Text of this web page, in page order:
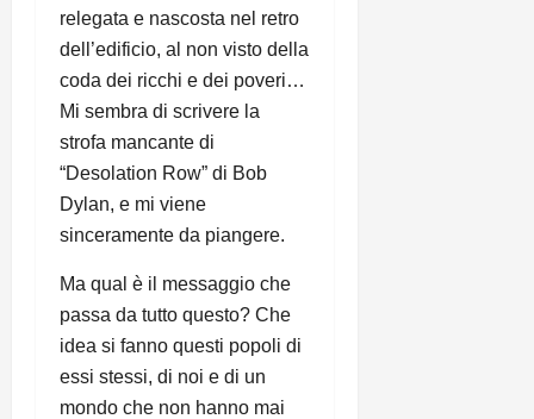
relegata e nascosta nel retro
dell’edificio, al non visto della
coda dei ricchi e dei poveri…
Mi sembra di scrivere la
strofa mancante di
“Desolation Row” di Bob
Dylan, e mi viene
sinceramente da piangere.
Ma qual è il messaggio che
passa da tutto questo? Che
idea si fanno questi popoli di
essi stessi, di noi e di un
mondo che non hanno mai